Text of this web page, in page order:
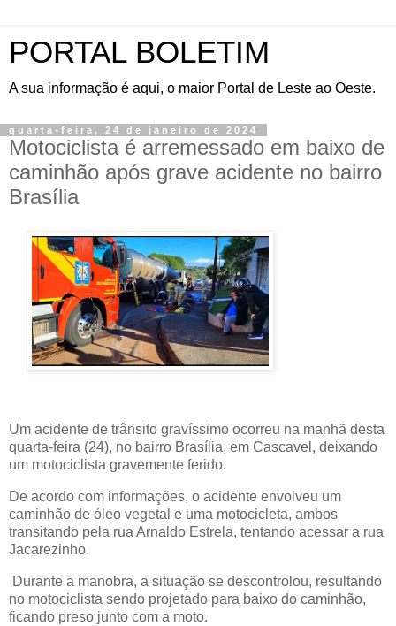
PORTAL BOLETIM
A sua informação é aqui, o maior Portal de Leste ao Oeste.
quarta-feira, 24 de janeiro de 2024
Motociclista é arremessado em baixo de
caminhão após grave acidente no bairro
Brasília
Um acidente de trânsito gravíssimo ocorreu na manhã desta
quarta-feira (24), no bairro Brasília, em Cascavel, deixando
um motociclista gravemente ferido.
De acordo com informações, o acidente envolveu um
caminhão de óleo vegetal e uma motocicleta, ambos
transitando pela rua Arnaldo Estrela, tentando acessar a rua
Jacarezinho.
Durante a manobra, a situação se descontrolou, resultando
no motociclista sendo projetado para baixo do caminhão,
ficando preso junto com a moto.